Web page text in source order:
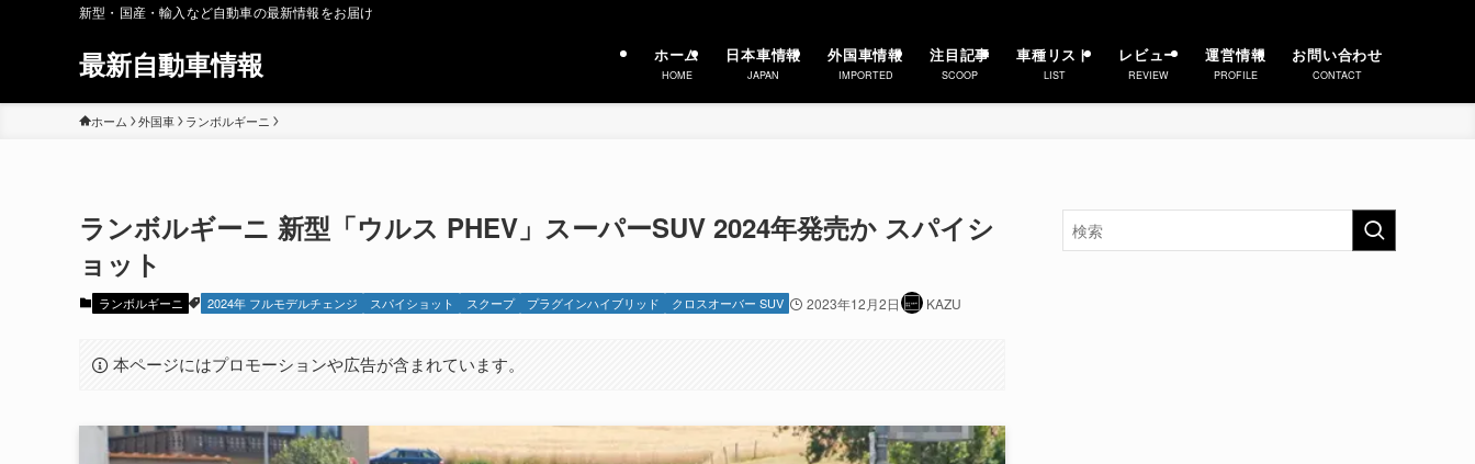
新型・国産・輸入など自動車の最新情報をお届け
最新自動車情報 ホーム
HOME
日本車情報
JAPAN
外国車情報
IMPORTED
注目記事
SCOOP
車種リスト
LIST
レビュー
REVIEW
運営情報
PROFILE
お問い合わせ
CONTACT
ホーム 外国車 ランボルギーニ
ランボルギーニ 新型「ウルス PHEV」スーパーSUV 2024年発売か スパイシ
ョット
ランボルギーニ 2024年 フルモデルチェンジ スパイショット スクープ プラグインハイブリッド クロスオーバー SUV 2023年12月2日 KAZU
本ページにはプロモーションや広告が含まれています。